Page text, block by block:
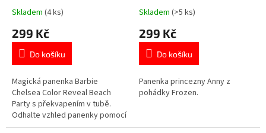
překvapením
Průměrné
produktu
5,0
5
hvězdiček.
Skladem (4 ks)
299 Kč
Do košíku
Magická panenka Barbie
Chelsea Color Reveal Beach
Party s překvapením v tubě.
Odhalte vzhled panenky pomocí
vody a objevte plážové
Průměrné
produktu
5,0
5
hvězdiček.
Skladem (>5 ks)
299 Kč
Do košíku
Panenka princezny Anny z
pohádky Frozen.